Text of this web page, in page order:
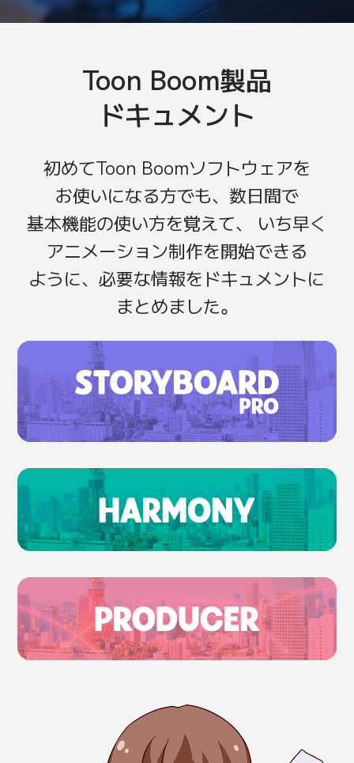
Toon Boom製品
ドキュメント
初めてToon Boomソフトウェアを
お使いになる方でも、 数日間で
基本機能の使い方を覚えて、
いち早く
アニメーション制作を開始できる
ように、 必要な情報を ドキュメントに
まとめました。